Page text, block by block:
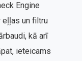
Engine
eļļas un filtru
kā arī
ieteicams